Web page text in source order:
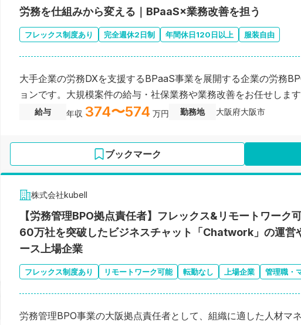
労務を仕組みから変える｜BPaaS×業務改善を担う
フレックス制度あり 完全週休2日制 年間休日120日以上 服装自由
大手企業の労務DXを支援するBPaaS事業を展開する企業の労務
ョンです。大規模案件の給与・社保業務や業務改善をお任せします
給与 年収 374〜574 万円 勤務地 大阪府大阪市
ブックマーク
株式会社kubell
【労務管理BPO拠点責任者】フレックス&リモートワーク
60万社を突破したビジネスチャット「Chatwork」の運営
ース上場企業
フレックス制度あり リモートワーク可能 転勤なし 上場企業 管理職・
労務管理BPO事業の大阪拠点責任者として、組織に適した人材マ